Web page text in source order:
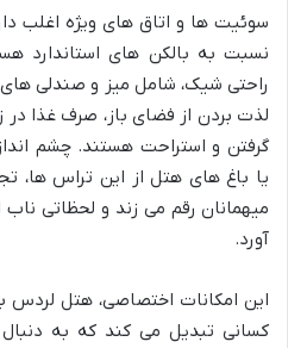
سوئیت ها و اتاق های ویژه اغلب
نسبت به بالکن های استاندارد
راحتی شیک، شامل میز و صندلی های
لذت بردن از فضای باز، صرف غذا در
گرفتن و استراحت هستند. چشم
یا باغ های هتل از این تراس ها،
میهمانان رقم می زند و لحظاتی ناب
آورد.
این امکانات اختصاصی، هتل لردس
کسانی تبدیل می کند که به